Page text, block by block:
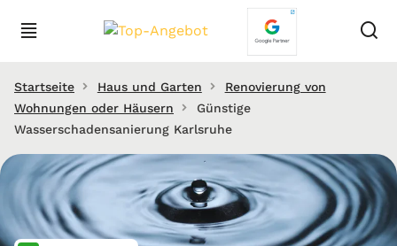
Startseite Haus und Garten
Renovierung von
Wohnungen oder Häusern
Günstige
Wasserschadensanierung Karlsruhe